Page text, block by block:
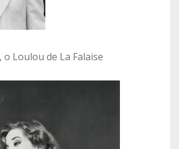
Loulou de La Falaise